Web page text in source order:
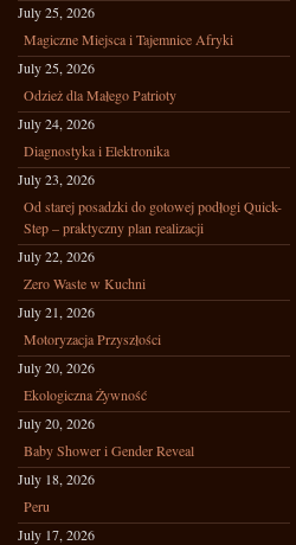
July 25, 2026
Magiczne Miejsca i Tajemnice Afryki
July 25, 2026
Odzież dla Małego Patrioty
July 24, 2026
Diagnostyka i Elektronika
July 23, 2026
Od starej posadzki do gotowej podłogi Quick-
Step – praktyczny plan realizacji
July 22, 2026
Zero Waste w Kuchni
July 21, 2026
Motoryzacja Przyszłości
July 20, 2026
Ekologiczna Żywność
July 20, 2026
Baby Shower i Gender Reveal
July 18, 2026
Peru
July 17, 2026